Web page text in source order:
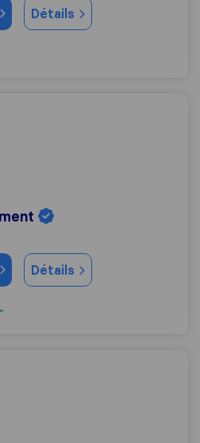
Détails
Détails